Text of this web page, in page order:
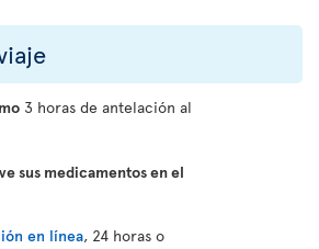
3 horas de antelación al
sus medicamentos en el
en línea, 24 horas o